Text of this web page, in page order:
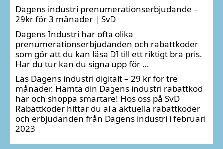
Dagens industri prenumerationserbjudande –
29kr för 3 månader | SvD
Dagens Industri har ofta olika
prenumerationserbjudanden och rabattkoder
som gör att du kan läsa DI till ett riktigt bra pris.
Har du tur kan du signa upp för …
Läs Dagens industri digitalt – 29 kr för tre
månader. Hämta din Dagens industri rabattkod
här och shoppa smartare! Hos oss på SvD
Rabattkoder hittar du alla aktuella rabattkoder
och erbjudanden från Dagens industri i februari
2023